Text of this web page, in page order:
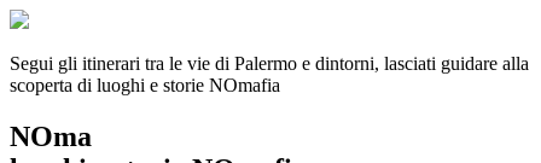
Segui gli itinerari tra le vie di Palermo e dintorni, lasciati guidare alla
scoperta di luoghi e storie NOmafia
NOma